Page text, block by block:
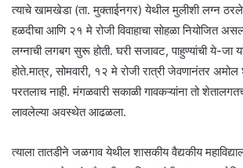
त्याचे खामखेडा (ता. मुक्ताईनगर) येथील मुलीशी लग्न
हळदीचा आणि २१ मे रोजी विवाहाचा सोहळा नियोजित
लग्नाची लगबग सुरू होती. घरी सजावट, पाहुण्यांची ये-जा
होते.मात्र, सोमवारी, १२ मे रोजी रात्री जेवणानंतर
परतलाच नाही. मंगळवारी सकाळी गावकऱ्यांना तो
लावलेल्या अवस्थेत आढळला.
त्याला तातडीने जळगाव येथील शासकीय वैद्यकीय